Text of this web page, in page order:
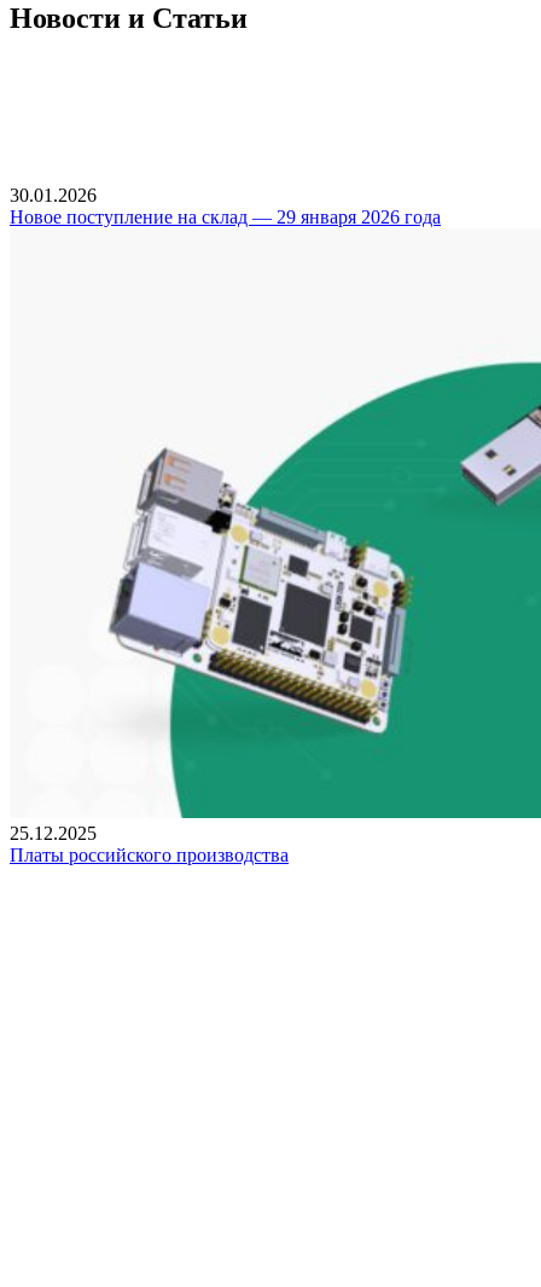
Новости и Статьи
30.01.2026
Новое поступление на склад — 29 января 2026 года
25.12.2025
Платы российского производства